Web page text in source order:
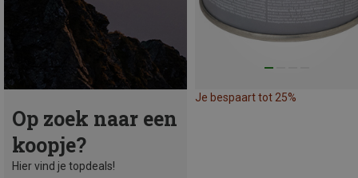
Op zoek naar een
koopje?
Hier vind je topdeals!
Je bespaart tot 25%